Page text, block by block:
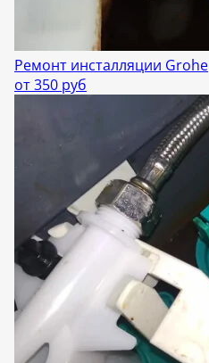
Ремонт инсталляции Grohe
от 350 руб